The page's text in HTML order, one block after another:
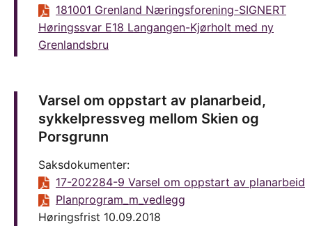
181001 Grenland Næringsforening-SIGNERT
Høringssvar E18 Langangen-Kjørholt med ny
Grenlandsbru
Varsel om oppstart av planarbeid,
sykkelpressveg mellom Skien og
Porsgrunn
Saksdokumenter:
17-202284-9 Varsel om oppstart av planarbeid
Planprogram_m_vedlegg
Høringsfrist 10.09.2018